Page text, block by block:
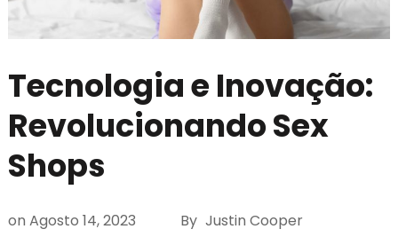
Tecnologia e Inovação:
Revolucionando Sex
Shops
on Agosto 14, 2023 By Justin Cooper